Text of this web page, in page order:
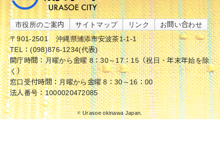
市役所のご案内 サイトマップ リンク
お問い合わせ
〒901-2501
沖縄県浦添市安波茶1-1-1
TEL：(098)876-1234(代表)
開庁時間：月曜から金曜 8：30～17：15（祝日・年末年始を除
く）
窓口受付時間：月曜から金曜 8：30～16：00
法人番号：1000020472085
© Urasoe okinawa Japan.